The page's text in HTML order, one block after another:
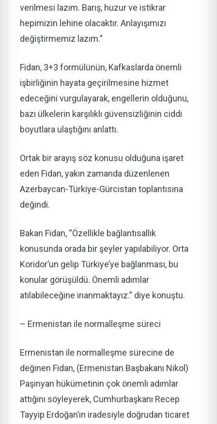
verilmesi lazım. Barış, huzur ve istikrar
hepimizin lehine olacaktır. Anlayışımızı
değiştirmemiz lazım.”
Fidan, 3+3 formülünün, Kafkaslarda önemli
işbirliğinin hayata geçirilmesine hizmet
edeceğini vurgulayarak, engellerin olduğunu,
bazı ülkelerin karşılıklı güvensizliğinin ciddi
boyutlara ulaştığını anlattı.
Ortak bir arayış söz konusu olduğuna işaret
eden Fidan, yakın zamanda düzenlenen
Azerbaycan-Türkiye-Gürcistan toplantısına
değindi.
Bakan Fidan, “Özellikle bağlantısallık
konusunda orada bir şeyler yapılabiliyor. Orta
Koridor’un gelip Türkiye’ye bağlanması, bu
konular görüşüldü. Önemli adımlar
atılabileceğine inanmaktayız.” diye konuştu.
– Ermenistan ile normalleşme süreci
Ermenistan ile normalleşme sürecine de
değinen Fidan, (Ermenistan Başbakanı Nikol)
Paşinyan hükümetinin çok önemli adımlar
attığını söyleyerek, Cumhurbaşkanı Recep
Tayyip Erdoğan’ın iradesiyle doğrudan ticaret